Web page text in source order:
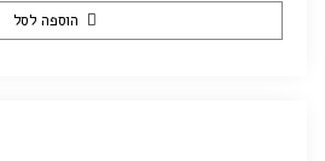
הוספה לסל